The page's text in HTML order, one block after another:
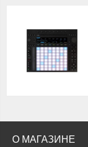
О МАГАЗИНЕ